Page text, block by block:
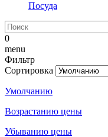
Посуда
0
menu
Фильтр
Сортировка
Умолчанию
Возрастанию цены
Убыванию цены